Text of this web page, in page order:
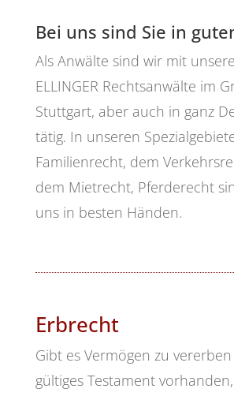
Bei uns sind Sie in
Als Anwälte sind wir mit
ELLINGER Rechtsanwälte im
Stuttgart, aber auch in ganz
tätig. In unseren
Familienrecht, dem
dem Mietrecht, Pferderecht
uns in besten Händen.
Erbrecht
Gibt es Vermögen zu
gültiges Testament